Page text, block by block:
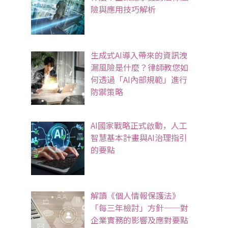
險與應用技巧解析
生成式AI導入帶來的資訊洩
漏風險是什麼？律師教您如
何透過「AI內部規範」進行
防禦策略
AI國家戰略正式啟動，人工
智慧基本計畫與AI治理指引
的要點
解讀《個人情報保護法》
「每三年檢討」方針──對
企業實務的影響及應對要點